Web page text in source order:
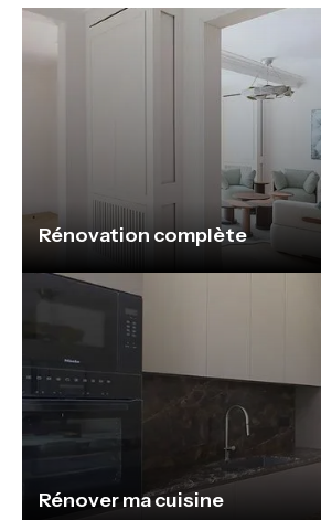
Rénovation complète
Rénover ma cuisine